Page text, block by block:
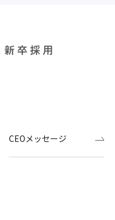
CEOメッセージ